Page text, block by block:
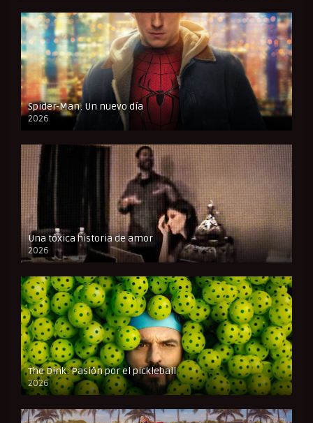
Spider-Man: Un nuevo día
2026
CAM
Una tóxica historia de amor
2026
FULL HD
The Dink: Pasión por el pickleball
2026
FULL HD